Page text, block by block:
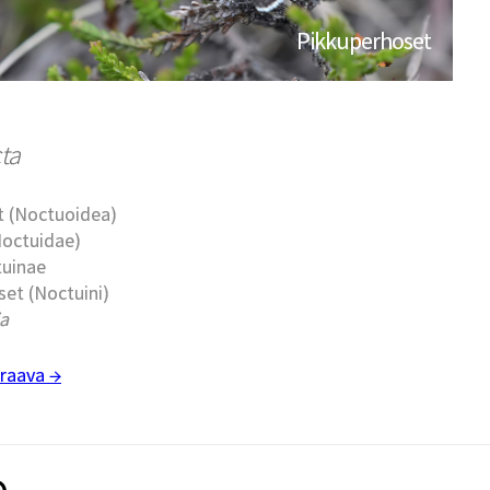
Pikkuperhoset
(Noctuoidea)
(Noctuini)
→